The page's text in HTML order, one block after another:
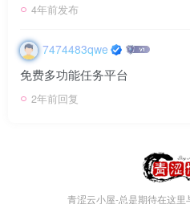
4年前发布
7474483qwe
免费多功能任务平台
2年前回复
青涩云小屋-总是期待在这里